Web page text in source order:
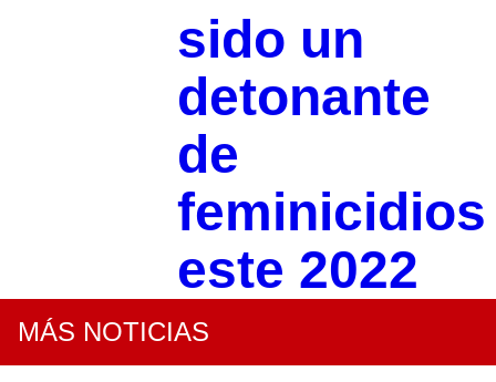
sido un
detonante
de
feminicidios
este 2022
MÁS NOTICIAS